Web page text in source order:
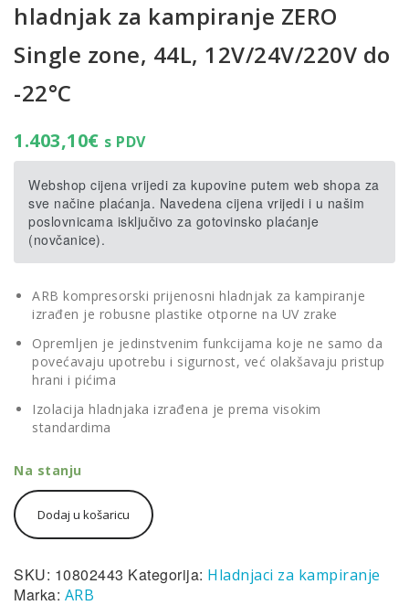
hladnjak za kampiranje ZERO
Single zone, 44L, 12V/24V/220V do
-22°C
1.403,10€ s PDV
Webshop cijena vrijedi za kupovine putem web shopa za
sve načine plaćanja. Navedena cijena vrijedi i u našim
poslovnicama isključivo za gotovinsko plaćanje
(novčanice).
ARB kompresorski prijenosni hladnjak za kampiranje
izrađen je robusne plastike otporne na UV zrake
Opremljen je jedinstvenim funkcijama koje ne samo da
povećavaju upotrebu i sigurnost, već olakšavaju pristup
hrani i pićima
Izolacija hladnjaka izrađena je prema visokim
standardima
Na stanju
ARB
kompresorski
prijenosni
za
kampiranje
Dodaj u košaricu
SKU: 10802443 Kategorija: Hladnjaci za kampiranje
Marka: ARB